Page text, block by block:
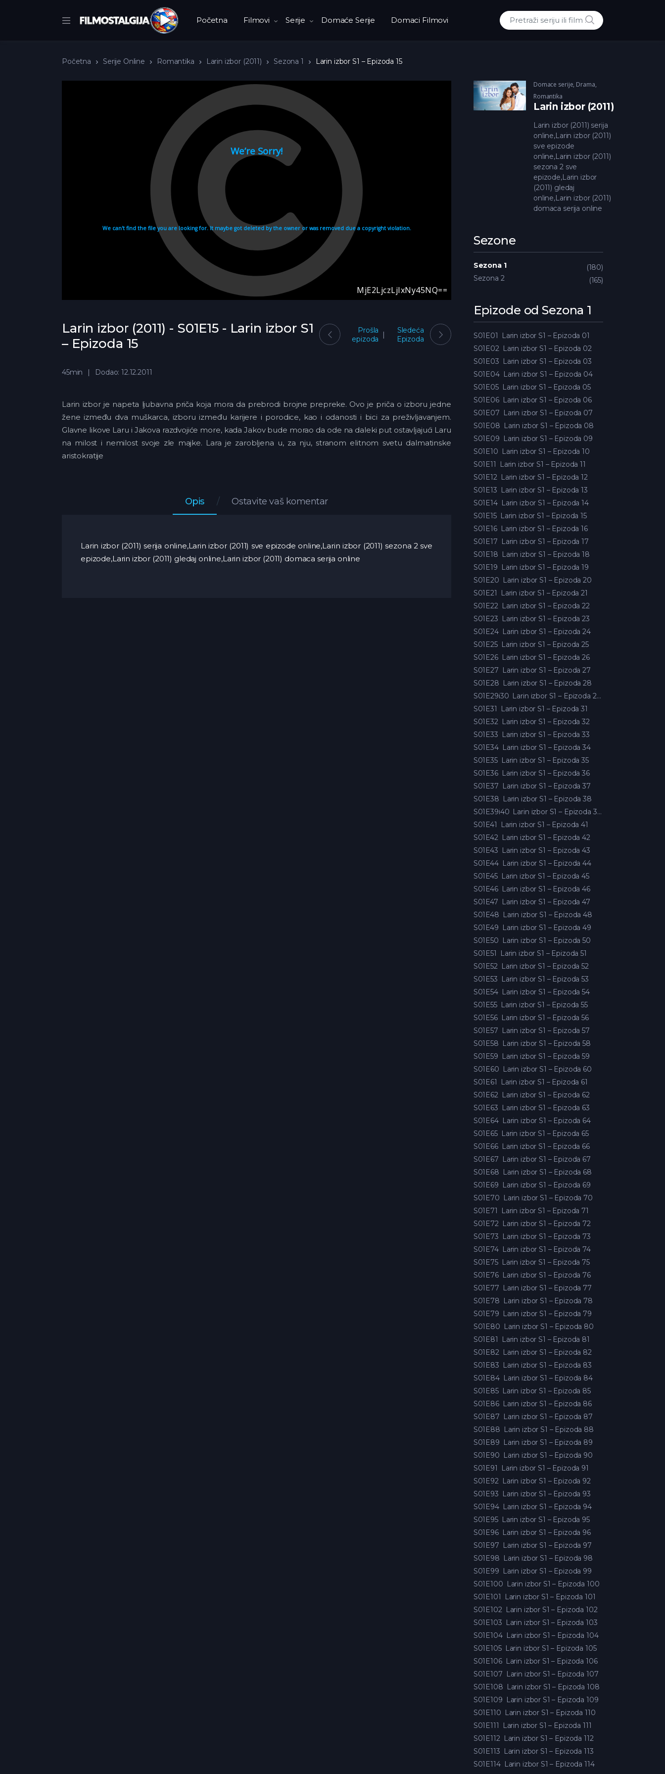
Početna Filmovi Serije Domaće Serije Domaci Filmovi
Traži:
POTRAZI
Početna Serije Online Romantika Larin izbor (2011) Sezona 1 Larin izbor S1 – Epizoda 15
Larin izbor (2011) - S01E15 - Larin izbor S1
– Epizoda 15
Prošla
epizoda
Sledeća
Epizoda
45min Dodao: 12.12.2011
Larin izbor je napeta ljubavna priča koja mora da prebrodi brojne prepreke. Ovo je priča o izboru jedne
žene između dva muškarca, izboru između karijere i porodice, kao i odanosti i bici za preživljavanjem.
Glavne likove Laru i Jakova razdvojiće more, kada Jakov bude morao da ode na daleki put ostavljajući Laru
na milost i nemilost svoje zle majke. Lara je zarobljena u, za nju, stranom elitnom svetu dalmatinske
aristokratije
Opis Ostavite vaš komentar
Larin izbor (2011) serija online,Larin izbor (2011) sve epizode online,Larin izbor (2011) sezona 2 sve
epizode,Larin izbor (2011) gledaj online,Larin izbor (2011) domaca serija online
Domace serije, Drama,
Romantika
Larin izbor (2011)
Larin izbor (2011) serija
online,Larin izbor (2011)
sve epizode
online,Larin izbor (2011)
sezona 2 sve
epizode,Larin izbor
(2011) gledaj
online,Larin izbor (2011)
domaca serija online
Sezone
Sezona 1
180
Sezona 2
165
Epizode od Sezona 1
S01E01
Larin izbor S1 – Epizoda 01
S01E02 Larin izbor S1 – Epizoda 02
S01E03 Larin izbor S1 – Epizoda 03
S01E04 Larin izbor S1 – Epizoda 04
S01E05 Larin izbor S1 – Epizoda 05
S01E06 Larin izbor S1 – Epizoda 06
S01E07 Larin izbor S1 – Epizoda 07
S01E08 Larin izbor S1 – Epizoda 08
S01E09 Larin izbor S1 – Epizoda 09
S01E10 Larin izbor S1 – Epizoda 10
S01E11
Larin izbor S1 – Epizoda 11
S01E12 Larin izbor S1 – Epizoda 12
S01E13 Larin izbor S1 – Epizoda 13
S01E14 Larin izbor S1 – Epizoda 14
S01E15 Larin izbor S1 – Epizoda 15
S01E16 Larin izbor S1 – Epizoda 16
S01E17 Larin izbor S1 – Epizoda 17
S01E18 Larin izbor S1 – Epizoda 18
S01E19 Larin izbor S1 – Epizoda 19
S01E20 Larin izbor S1 – Epizoda 20
S01E21
Larin izbor S1 – Epizoda 21
S01E22 Larin izbor S1 – Epizoda 22
S01E23 Larin izbor S1 – Epizoda 23
S01E24 Larin izbor S1 – Epizoda 24
S01E25 Larin izbor S1 – Epizoda 25
S01E26 Larin izbor S1 – Epizoda 26
S01E27 Larin izbor S1 – Epizoda 27
S01E28 Larin izbor S1 – Epizoda 28
S01E29i30
Larin izbor S1 – Epizoda 29 i 30
S01E31
Larin izbor S1 – Epizoda 31
S01E32 Larin izbor S1 – Epizoda 32
S01E33 Larin izbor S1 – Epizoda 33
S01E34 Larin izbor S1 – Epizoda 34
S01E35 Larin izbor S1 – Epizoda 35
S01E36 Larin izbor S1 – Epizoda 36
S01E37 Larin izbor S1 – Epizoda 37
S01E38 Larin izbor S1 – Epizoda 38
S01E39i40
Larin izbor S1 – Epizoda 39 i 40
S01E41
Larin izbor S1 – Epizoda 41
S01E42 Larin izbor S1 – Epizoda 42
S01E43 Larin izbor S1 – Epizoda 43
S01E44 Larin izbor S1 – Epizoda 44
S01E45 Larin izbor S1 – Epizoda 45
S01E46 Larin izbor S1 – Epizoda 46
S01E47 Larin izbor S1 – Epizoda 47
S01E48 Larin izbor S1 – Epizoda 48
S01E49 Larin izbor S1 – Epizoda 49
S01E50 Larin izbor S1 – Epizoda 50
S01E51
Larin izbor S1 – Epizoda 51
S01E52 Larin izbor S1 – Epizoda 52
S01E53 Larin izbor S1 – Epizoda 53
S01E54 Larin izbor S1 – Epizoda 54
S01E55 Larin izbor S1 – Epizoda 55
S01E56 Larin izbor S1 – Epizoda 56
S01E57 Larin izbor S1 – Epizoda 57
S01E58 Larin izbor S1 – Epizoda 58
S01E59 Larin izbor S1 – Epizoda 59
S01E60 Larin izbor S1 – Epizoda 60
S01E61
Larin izbor S1 – Epizoda 61
S01E62 Larin izbor S1 – Epizoda 62
S01E63 Larin izbor S1 – Epizoda 63
S01E64 Larin izbor S1 – Epizoda 64
S01E65 Larin izbor S1 – Epizoda 65
S01E66 Larin izbor S1 – Epizoda 66
S01E67 Larin izbor S1 – Epizoda 67
S01E68 Larin izbor S1 – Epizoda 68
S01E69 Larin izbor S1 – Epizoda 69
S01E70 Larin izbor S1 – Epizoda 70
S01E71
Larin izbor S1 – Epizoda 71
S01E72 Larin izbor S1 – Epizoda 72
S01E73 Larin izbor S1 – Epizoda 73
S01E74 Larin izbor S1 – Epizoda 74
S01E75 Larin izbor S1 – Epizoda 75
S01E76 Larin izbor S1 – Epizoda 76
S01E77 Larin izbor S1 – Epizoda 77
S01E78 Larin izbor S1 – Epizoda 78
S01E79 Larin izbor S1 – Epizoda 79
S01E80 Larin izbor S1 – Epizoda 80
S01E81
Larin izbor S1 – Epizoda 81
S01E82 Larin izbor S1 – Epizoda 82
S01E83 Larin izbor S1 – Epizoda 83
S01E84 Larin izbor S1 – Epizoda 84
S01E85 Larin izbor S1 – Epizoda 85
S01E86 Larin izbor S1 – Epizoda 86
S01E87 Larin izbor S1 – Epizoda 87
S01E88 Larin izbor S1 – Epizoda 88
S01E89 Larin izbor S1 – Epizoda 89
S01E90 Larin izbor S1 – Epizoda 90
S01E91
Larin izbor S1 – Epizoda 91
S01E92 Larin izbor S1 – Epizoda 92
S01E93 Larin izbor S1 – Epizoda 93
S01E94 Larin izbor S1 – Epizoda 94
S01E95 Larin izbor S1 – Epizoda 95
S01E96 Larin izbor S1 – Epizoda 96
S01E97 Larin izbor S1 – Epizoda 97
S01E98 Larin izbor S1 – Epizoda 98
S01E99 Larin izbor S1 – Epizoda 99
S01E100 Larin izbor S1 – Epizoda 100
S01E101
Larin izbor S1 – Epizoda 101
S01E102 Larin izbor S1 – Epizoda 102
S01E103 Larin izbor S1 – Epizoda 103
S01E104 Larin izbor S1 – Epizoda 104
S01E105 Larin izbor S1 – Epizoda 105
S01E106 Larin izbor S1 – Epizoda 106
S01E107 Larin izbor S1 – Epizoda 107
S01E108 Larin izbor S1 – Epizoda 108
S01E109 Larin izbor S1 – Epizoda 109
S01E110 Larin izbor S1 – Epizoda 110
S01E111
Larin izbor S1 – Epizoda 111
S01E112 Larin izbor S1 – Epizoda 112
S01E113 Larin izbor S1 – Epizoda 113
S01E114 Larin izbor S1 – Epizoda 114